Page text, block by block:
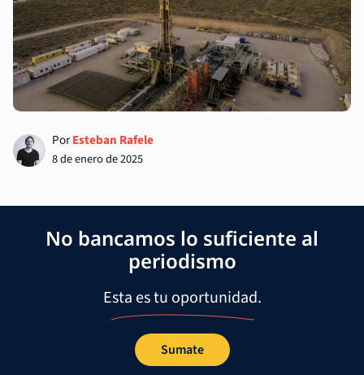
PorEsteban Rafele
8 de enero de 2025
No bancamos lo suficiente al
periodismo
Esta es tu oportunidad.
Sumate